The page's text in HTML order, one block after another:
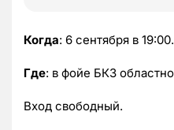
Когда: 6 сентября в 19:00.
Где: в фойе БКЗ
Вход свободный.